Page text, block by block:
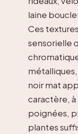
laine
Ces
sensorielle
noir mat
caractère,
poignées,
plantes